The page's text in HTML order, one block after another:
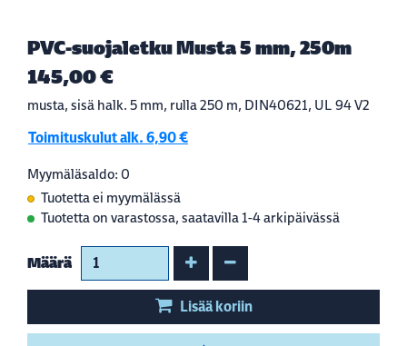
PVC-suojaletku Musta 5 mm, 250m
145,00 €
musta, sisä halk. 5 mm, rulla 250 m, DIN40621, UL 94 V2
Toimituskulut alk. 6,90 €
Myymäläsaldo: 0
Tuotetta ei myymälässä
Tuotetta on varastossa, saatavilla 1-4 arkipäivässä
Määrä Kasvata määrää
Vähennä määrää
Lisää koriin